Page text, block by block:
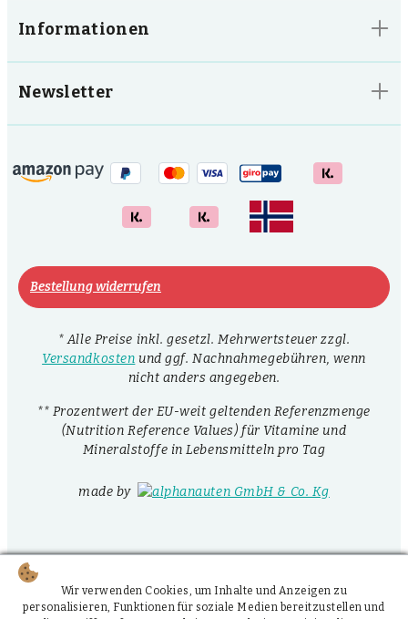
Informationen
Newsletter
Bestellung widerrufen
* Alle Preise inkl. gesetzl. Mehrwertsteuer zzgl.
Versandkosten und ggf. Nachnahmegebühren, wenn
nicht anders angegeben.
** Prozentwert der EU-weit geltenden Referenzmenge
(Nutrition Reference Values) für Vitamine und
Mineralstoffe in Lebensmitteln pro Tag
made by
Wir verwenden Cookies, um Inhalte und Anzeigen zu
personalisieren, Funktionen für soziale Medien bereitzustellen und